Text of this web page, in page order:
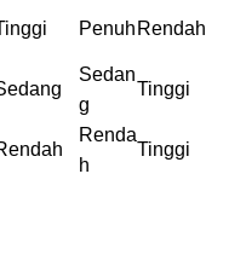
Penuh Rendah
Sedan
g
Tinggi
Renda
h
Tinggi